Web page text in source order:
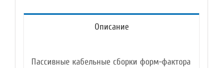
Описание
Пассивные кабельные сборки форм-фактора